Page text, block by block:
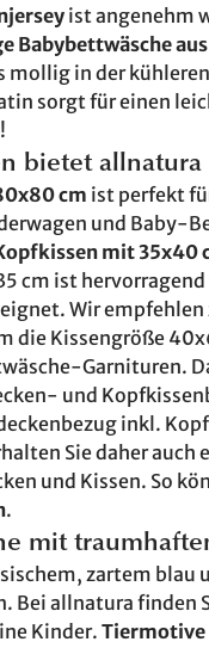
ist angenehm
Babybettwäsche
mollig in der
sorgt für einen
bietet allnatura
cm ist perfekt
und Baby-
mit 35x40
cm ist
Wir empfehlen
die Kissengröße
Garnituren.
und
inkl.
Sie daher auch
und Kissen. So
.
mit
zartem blau
Bei allnatura finden
Kinder.